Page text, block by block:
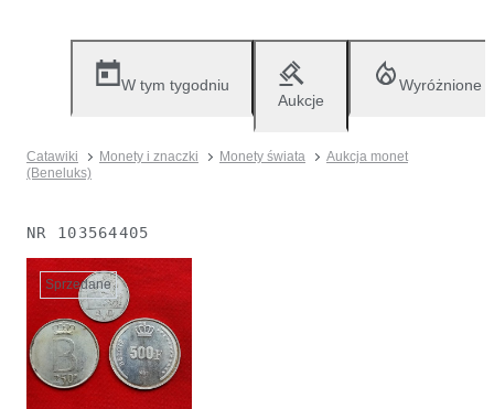
W tym tygodniu
Aukcje
Wyróżnione
Catawiki Monety i znaczki Monety świata
Aukcja monet
(Beneluks)
NR 103564405
Sprzedane